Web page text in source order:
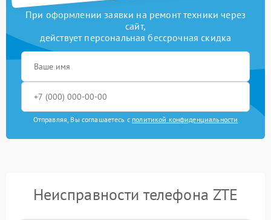
При оформлении заявки на ремонт техники через
сайт,
действует персональная бессрочная скидка
Отправляя, Вы соглашаетесь с политикой конфиденциальности
Неисправности телефона ZTE